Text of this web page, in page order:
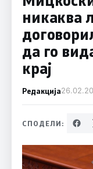
никаква
да го
крај
Редакција
СПОДЕЛИ: